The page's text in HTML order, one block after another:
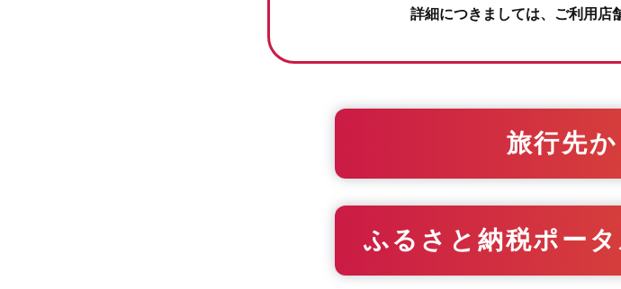
詳細につきましては、ご利用店
旅行先
ふるさと納税ポー